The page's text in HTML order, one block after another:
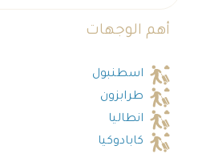
أهم الوجهات
اسطنبول
طرابزون
انطاليا
كابادوكيا